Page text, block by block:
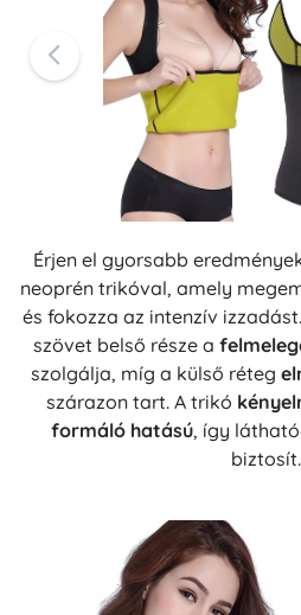
Érjen el gyorsabb
neoprén trikóval, amely
és fokozza az intenzív
szövet belső része a
szolgálja, míg a külső réteg
szárazon tart. A trikó
formáló hatású, így
biztosít.